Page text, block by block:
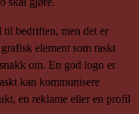
bedriften, men det er
element som raskt
om. En god logo er
kan kommunisere
en reklame eller en profil